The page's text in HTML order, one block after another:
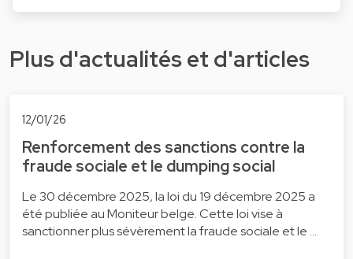
Plus d'actualités et d'articles
12/01/26
Renforcement des sanctions contre la
fraude sociale et le dumping social
Le 30 décembre 2025, la loi du 19 décembre 2025 a
été publiée au Moniteur belge. Cette loi vise à
sanctionner plus sévèrement la fraude sociale et le …